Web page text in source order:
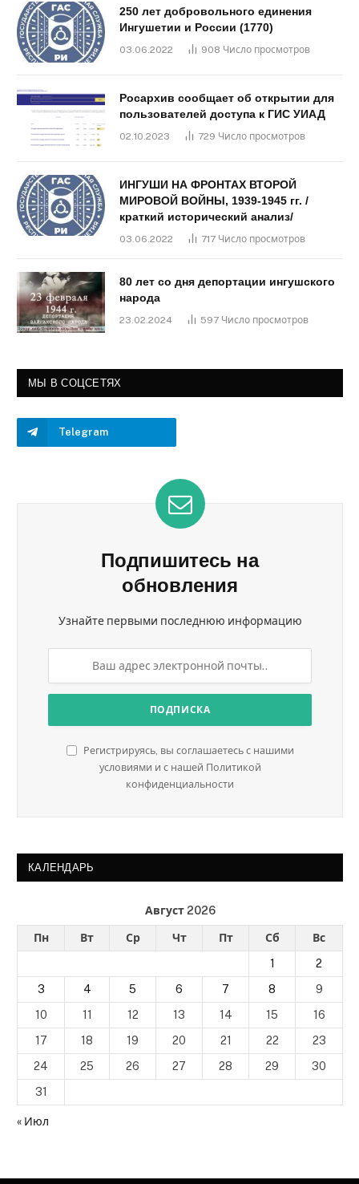
250 лет добровольного единения
Ингушетии и России (1770)
03.06.2022 908 Число просмотров
Росархив сообщает об открытии для
пользователей доступа к ГИС УИАД
02.10.2023 729 Число просмотров
ИНГУШИ НА ФРОНТАХ ВТОРОЙ
МИРОВОЙ ВОЙНЫ, 1939-1945 гг. /
краткий исторический анализ/
03.06.2022 717 Число просмотров
80 лет со дня депортации ингушского
народа
23.02.2024 597 Число просмотров
МЫ В СОЦСЕТЯХ
Telegram
Подпишитесь на
обновления
Узнайте первыми последнюю информацию
Регистрируясь, вы соглашаетесь с нашими
условиями и с нашей Политикой
конфиденциальности
КАЛЕНДАРЬ
Август 2026
Пн Вт Ср Чт Пт Сб
Вс
1
2
3
4 5 6 7 8
9
10
11 12 13 14 15
16
17
18 19 20 21 22
23
24
25 26 27 28 29
30
31
« Июл